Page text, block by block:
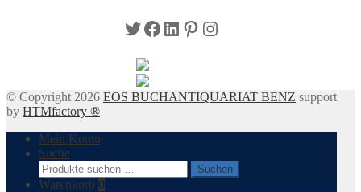
Twitter
Facebook
LinkedIn
Pinterest
Instagram
© Copyright 2026 EOS BUCHANTIQUARIAT BENZ support
by HTMfactory ®
Mein Konto
Suche
Suchen
nach:
Suchen
Warenkorb 0